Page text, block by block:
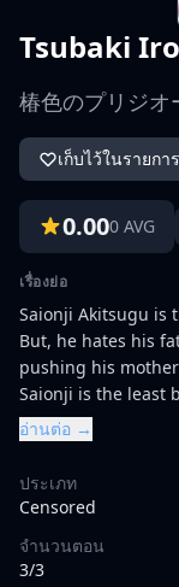
Tsubaki
椿色のプリジオ
เก็บไว้ในรายกา
0.000 AVG
เรื่องย่อ
Saionji Akitsugu is
But, he hates his
pushing his
Saionji is the least
his newly arrived
otherwise. He
mansion
existed for the sole
อ่านต่อ →
ประเภท
Censored
จำนวนตอน
3/3